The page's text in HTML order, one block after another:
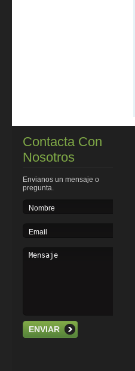
Contacta Con
Nosotros
Envianos un mensaje o
pregunta.
ENVIAR